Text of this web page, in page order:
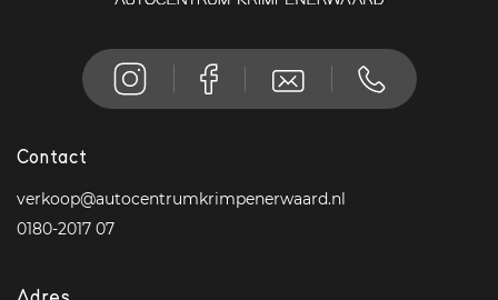
Contact
verkoop@autocentrumkrimpenerwaard.nl
0180-2017 07